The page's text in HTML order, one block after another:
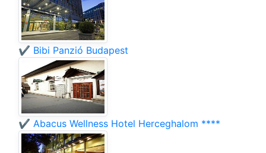
✔️ Bibi Panzió Budapest
✔️ Abacus Wellness Hotel Herceghalom ****